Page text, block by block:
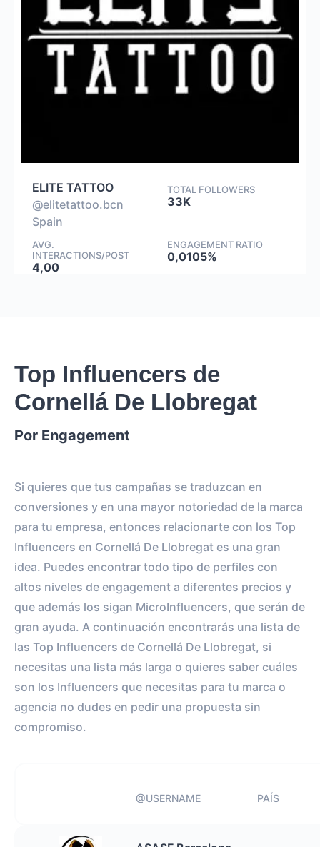
ELITE TATTOO
@elitetattoo.bcn
Spain
TOTAL FOLLOWERS
33K
AVG.
INTERACTIONS/POST
4,00
ENGAGEMENT RATIO
0,0105%
Top Influencers de
Cornellá De Llobregat
Por Engagement
Si quieres que tus campañas se traduzcan en
conversiones y en una mayor notoriedad de la marca
para tu empresa, entonces relacionarte con los Top
Influencers en Cornellá De Llobregat es una gran
idea. Puedes encontrar todo tipo de perfiles con
altos niveles de engagement a diferentes precios y
que además los sigan MicroInfluencers, que serán de
gran ayuda. A continuación encontrarás una lista de
las Top Influencers de Cornellá De Llobregat, si
necesitas una lista más larga o quieres saber cuáles
son los Influencers que necesitas para tu marca o
agencia no dudes en pedir una propuesta sin
compromiso.
@USERNAME PAÍS